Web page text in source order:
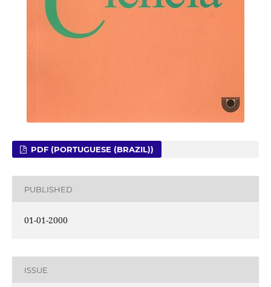
PDF (PORTUGUESE (BRAZIL))
PUBLISHED
01-01-2000
ISSUE